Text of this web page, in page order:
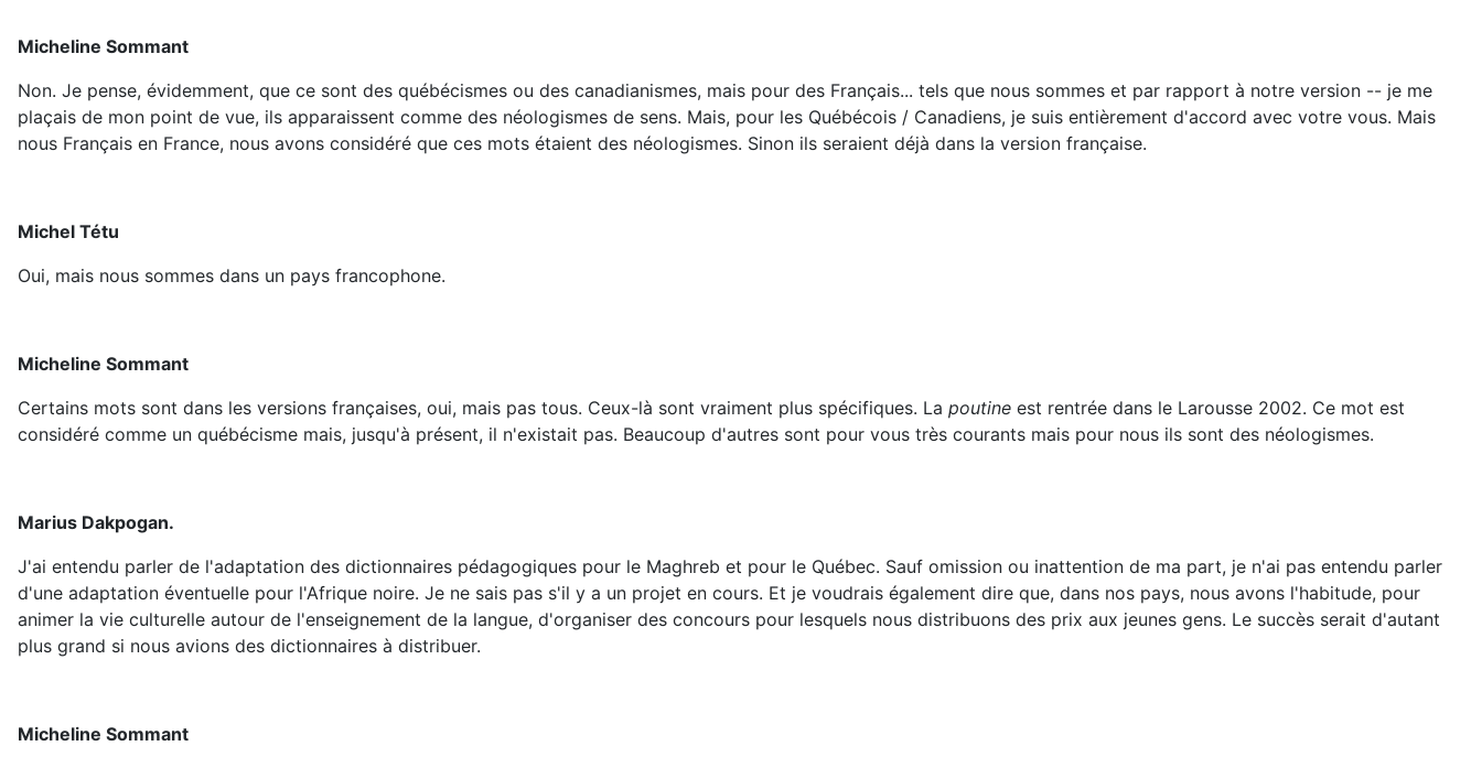
Micheline Sommant
Non. Je pense, évidemment, que ce sont des québécismes ou des canadianismes, mais pour des Français... tels que nous sommes et par rapport à notre version -- je me
plaçais de mon point de vue, ils apparaissent comme des néologismes de sens. Mais, pour les Québécois / Canadiens, je suis entièrement d'accord avec votre vous. Mais
nous Français en France, nous avons considéré que ces mots étaient des néologismes. Sinon ils seraient déjà dans la version française.
Michel Tétu
Oui, mais nous sommes dans un pays francophone.
Micheline Sommant
Certains mots sont dans les versions françaises, oui, mais pas tous. Ceux-là sont vraiment plus spécifiques. La poutine est rentrée dans le Larousse 2002. Ce mot est
considéré comme un québécisme mais, jusqu'à présent, il n'existait pas. Beaucoup d'autres sont pour vous très courants mais pour nous ils sont des néologismes.
Marius Dakpogan.
J'ai entendu parler de l'adaptation des dictionnaires pédagogiques pour le Maghreb et pour le Québec. Sauf omission ou inattention de ma part, je n'ai pas entendu parler
d'une adaptation éventuelle pour l'Afrique noire. Je ne sais pas s'il y a un projet en cours. Et je voudrais également dire que, dans nos pays, nous avons l'habitude, pour
animer la vie culturelle autour de l'enseignement de la langue, d'organiser des concours pour lesquels nous distribuons des prix aux jeunes gens. Le succès serait d'autant
plus grand si nous avions des dictionnaires à distribuer.
Micheline Sommant